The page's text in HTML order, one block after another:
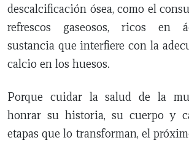
descalcificación ósea, como el
refrescos gaseosos, ricos en
sustancia que interfiere con la
calcio en los huesos.
Porque cuidar la salud de la
honrar su historia, su cuerpo y
etapas que lo transforman, el